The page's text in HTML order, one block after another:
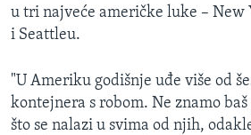
u tri najveće američke luke – New
i Seattleu.
"U Ameriku godišnje uđe više od
kontejnera s robom. Ne znamo
što se nalazi u svima od njih,